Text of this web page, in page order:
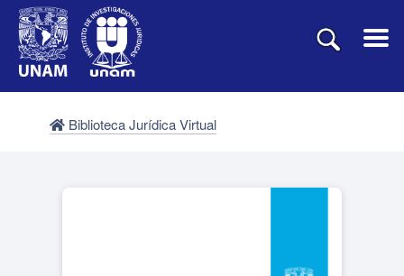
Biblioteca Jurídica Virtual